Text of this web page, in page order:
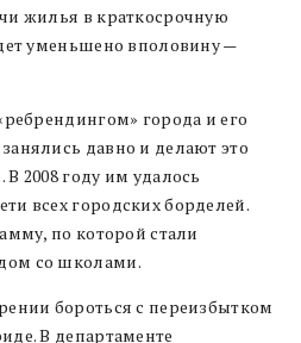
жилья в краткосрочную
уменьшено вполовину —
города и его
давно и делают это
2008 году им удалось
всех городских борделей.
по которой стали
со школами.
бороться с переизбытком
В департаменте